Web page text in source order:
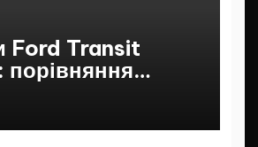
Ford Transit
та